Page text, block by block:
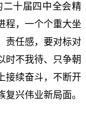
十届四中全会精
程，一个个重大坐
责任感，要对标对
时不我待、只争朝
接续奋斗，不断开
兴伟业新局面。